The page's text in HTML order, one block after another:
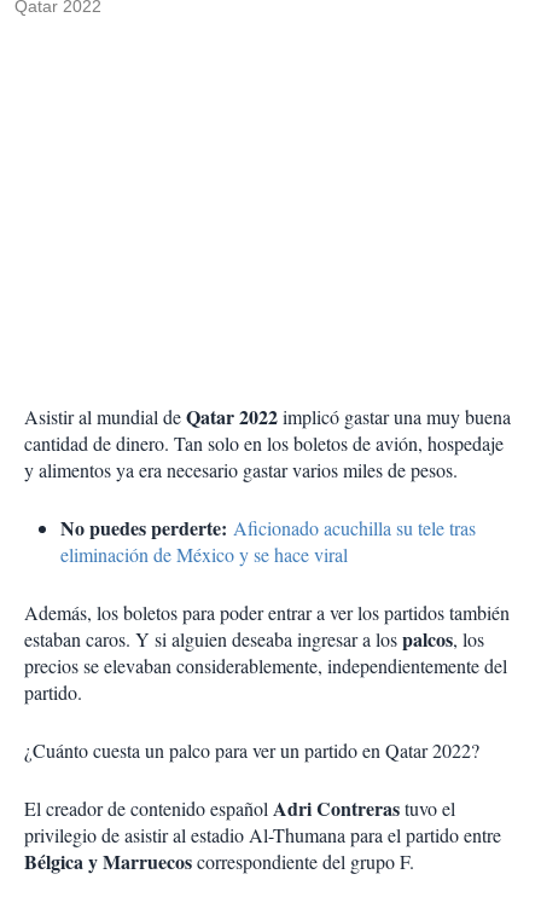
Qatar 2022
Asistir al mundial deQatar 2022implicó gastar una muy buena
cantidad de dinero. Tan solo en los boletos de avión, hospedaje
y alimentos ya era necesario gastar varios miles de pesos.
No puedes perderte: Aficionado acuchilla su tele tras
eliminación de México y se hace viral
Además, los boletos para poder entrar a ver los partidos también
estaban caros. Y si alguien deseaba ingresar a lospalcos, los
precios se elevaban considerablemente, independientemente del
partido.
¿Cuánto cuesta un palco para ver un partido en Qatar 2022?
El creador de contenido españolAdri Contrerastuvo el
privilegio de asistir al estadio Al-Thumana para el partido entre
Bélgica y Marruecoscorrespondiente del grupo F.